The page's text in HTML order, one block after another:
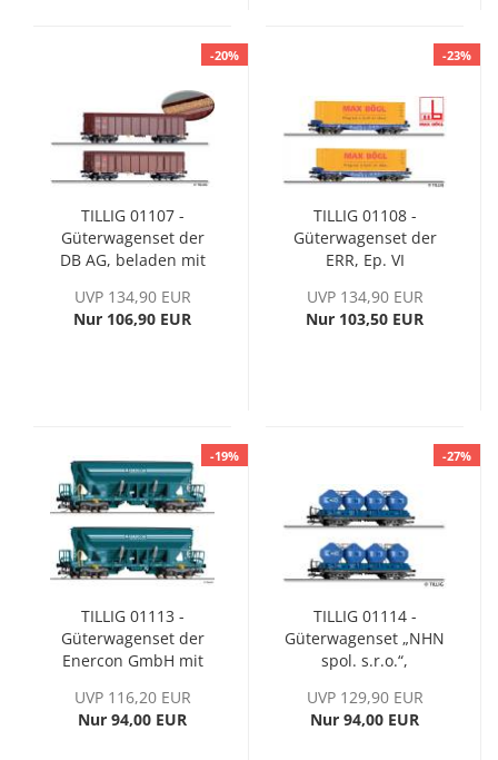
-20%
TILLIG 01107 -
Güterwagenset der
DB AG, beladen mit
UVP 134,90 EUR
Nur 106,90 EUR
-23%
TILLIG 01108 -
Güterwagenset der
ERR, Ep. VI
UVP 134,90 EUR
Nur 103,50 EUR
-19%
TILLIG 01113 -
Güterwagenset der
Enercon GmbH mit
Selbstentladewagen
Faccns, Ep. VI
UVP 116,20 EUR
Nur 94,00 EUR
-27%
TILLIG 01114 -
Güterwagenset „NHN
spol. s.r.o.“,
ČD, Ep. V
UVP 129,90 EUR
Nur 94,00 EUR